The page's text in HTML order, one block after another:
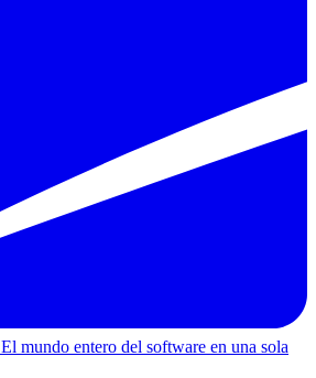
El mundo entero del software en una sola